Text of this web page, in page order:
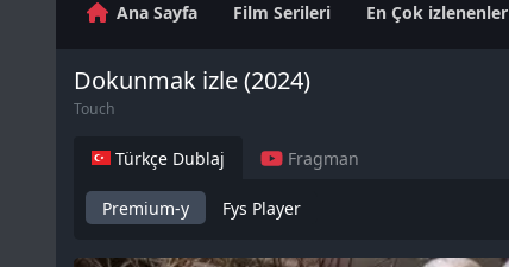
Ana Sayfa Film Serileri En Çok izlenenler
Dokunmak izle (2024)
Touch
Türkçe Dublaj Fragman
Premium-y Fys Player